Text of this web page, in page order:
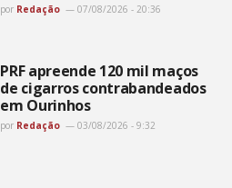
por Redação 07/08/2026 - 20:36
PRF apreende 120 mil maços
de cigarros contrabandeados
em Ourinhos
por Redação 03/08/2026 - 9:32